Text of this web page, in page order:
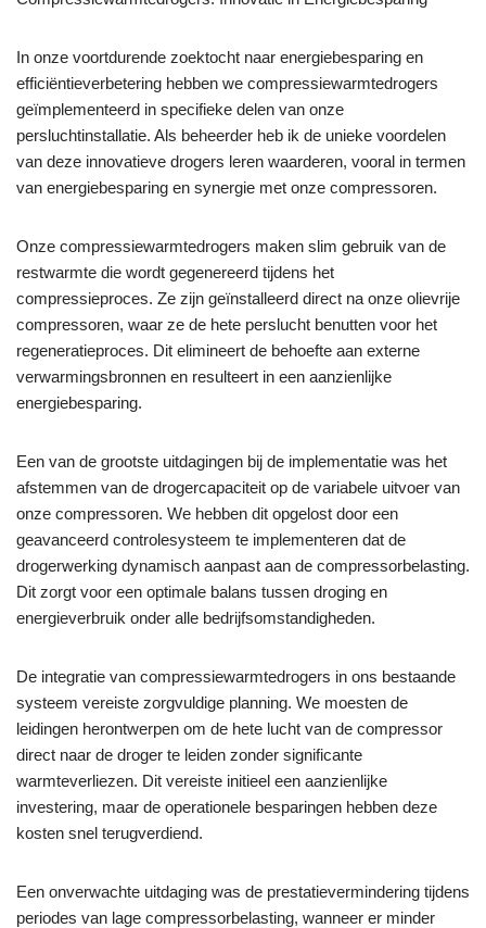
In onze voortdurende zoektocht naar energiebesparing en
efficiëntieverbetering hebben we compressiewarmtedrogers
geïmplementeerd in specifieke delen van onze
persluchtinstallatie. Als beheerder heb ik de unieke voordelen
van deze innovatieve drogers leren waarderen, vooral in termen
van energiebesparing en synergie met onze compressoren.
Onze compressiewarmtedrogers maken slim gebruik van de
restwarmte die wordt gegenereerd tijdens het
compressieproces. Ze zijn geïnstalleerd direct na onze olievrije
compressoren, waar ze de hete perslucht benutten voor het
regeneratieproces. Dit elimineert de behoefte aan externe
verwarmingsbronnen en resulteert in een aanzienlijke
energiebesparing.
Een van de grootste uitdagingen bij de implementatie was het
afstemmen van de drogercapaciteit op de variabele uitvoer van
onze compressoren. We hebben dit opgelost door een
geavanceerd controlesysteem te implementeren dat de
drogerwerking dynamisch aanpast aan de compressorbelasting.
Dit zorgt voor een optimale balans tussen droging en
energieverbruik onder alle bedrijfsomstandigheden.
De integratie van compressiewarmtedrogers in ons bestaande
systeem vereiste zorgvuldige planning. We moesten de
leidingen herontwerpen om de hete lucht van de compressor
direct naar de droger te leiden zonder significante
warmteverliezen. Dit vereiste initieel een aanzienlijke
investering, maar de operationele besparingen hebben deze
kosten snel terugverdiend.
Een onverwachte uitdaging was de prestatievermindering tijdens
periodes van lage compressorbelasting, wanneer er minder